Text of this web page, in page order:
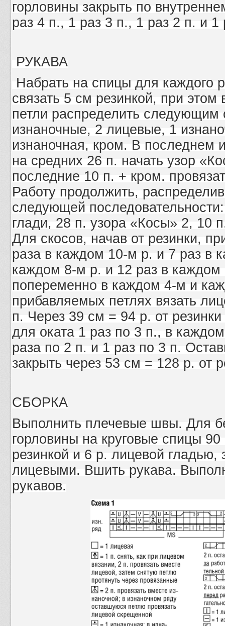
горловины закрыть по
раз 4 п., 1 раз 3 п., 1 раз 2 п. и 1
РУКАВА
Набрать на спицы для каждого
связать 5 cм резинкой, при
петли распределить
изнаночные, 2 лицевые, 1
изнаночная, кром. В последнем
на средних 26 п. начать узор
последние 10 п. + кром.
Работу продолжить,
следующей
глади, 28 п. узора «Косы» 2, 10
Для скосов, начав от резинки,
раза в каждом 10-м р. и 7 раз в
каждом 8-м р. и 12 раз в каждом
попеременно в каждом 4-м и
прибавляемых петлях вязать
п. Через 39 cм = 94 р. от
для оката 1 раз по 3 п., в
раза по 2 п. и 1 раз по 3 п.
закрыть через 53 cм = 128 р. от
СБОРКА
Выполнить плечевые швы. Для
горловины на круговые спицы 90
резинкой и 6 р. лицевой гладью,
лицевыми. Вшить рукава.
рукавов.